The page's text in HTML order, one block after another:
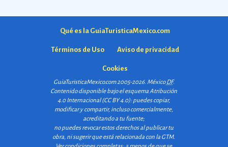
Qué es la GuiaTuristicaMexico.com
Términos de Uso Aviso de privacidad
Cookies
GuiaTuristicaMexico.com 2005-2026. MéxicoDF.
Contenido disponible bajo el esquemaAtribución
4.0 Internacional (CC BY 4.0): puedes copiar,
modificar y compartir, incluso comercialmente,
acreditando a tu fuente;
no puedes revocar estos derechos al publicar tu
obra, ni sugerir que está relacionada con la GTM.